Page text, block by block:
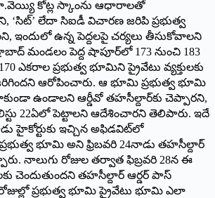
కోట్ల స్కాంను ఆధారాలతో
లేదా సిఐడీ విచారణ జరిపి ప్రభుత్వ
ఇందులో ఉన్న పెద్దలపై చర్యలు తీసుకోవాలని
మండలం పెద్ద షాపూర్‌లో 173 నుంచి 183
ఎకరాల ప్రభుత్వ భూమిని ప్రైవేటు వ్యక్తులకు
ఆరోపించారు. ఆ భూమి ప్రభుత్వ భూమి
ఉండాలని ఆర్డీవో తహసీల్దార్‌కు చెప్పారని,
22ఏలో పెట్టాలని ఆదేశించారని తెలిపారు. ఇదే
హైకోర్టుకు ఇచ్చిన అఫిడవిట్‌లో
భూమి అని ఫ్రిబవరి 24నాడు తహసీల్దార్
నాలుగు రోజుల తర్వాత ఫిబ్రవరి 28న ఈ
చెందుతుందని తహసీల్దార్ ఆర్డర్ పాస్
ప్రభుత్వ భూమి ప్రైవేటు భూమి ఎలా